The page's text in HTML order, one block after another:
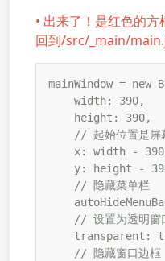
• 出来了！是红色的
回到/src/_main/
mainWindow = new
    width: 390,
    height: 390,
// 起始位置是屏
x: width -
y: height -
    // 隐藏菜单栏
// 设置为透明窗
transparent:
    // 隐藏窗口边框